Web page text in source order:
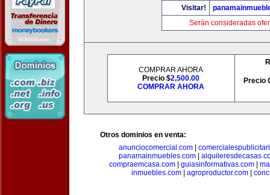
Visitar!
Serán consideradas
COMPRAR AHORA
Precio $2,500.00
COMPRAR AHORA
Precio
Otros dominios en venta:
anunciocomercial.com
panamainmuebles.com|
compraemcasa.com
guiasinformativas.com
inmuebles.com
agroproductor.com